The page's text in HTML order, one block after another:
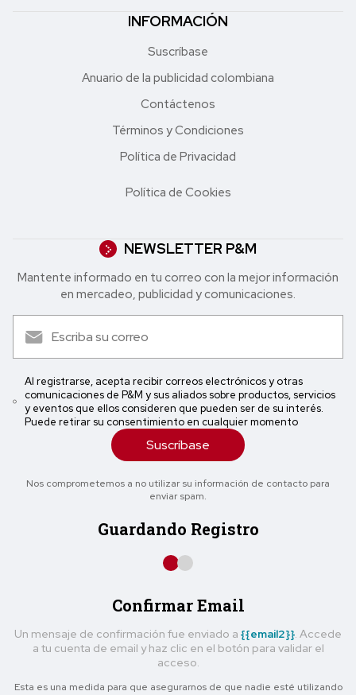
INFORMACIÓN
Suscríbase
Anuario de la publicidad colombiana
Contáctenos
Términos y Condiciones
Política de Privacidad
Política de Cookies
NEWSLETTER P&M
Mantente informado en tu correo con la mejor in formación
en mercadeo, publicidad y comunicaciones.
Al registrarse, acepta recibir correos electrónicos y otras
comunicaciones de P&M y sus aliados sobre productos, servicios
y eventos que ellos consideren que pueden ser de su interés.
Puede retirar su consentimiento en cualquier momento
Suscríbase
Nos comprometemos a no utilizar su información de contacto para
enviar spam.
Guardando Registro
Confirmar Email
Un mensaje de confirmación fue enviado a {{email2}} . Accede
a tu cuenta de email y haz clic en el botón para validar el
acceso.
Esta es una medida para que asegurarnos de que nadie esté utilizando